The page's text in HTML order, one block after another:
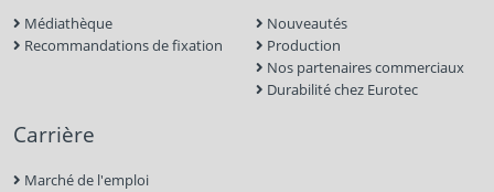
Médiathèque
Recommandations de fixation
Nouveautés
Production
Nos partenaires commerciaux
Durabilité chez Eurotec
Carrière
Marché de l'emploi